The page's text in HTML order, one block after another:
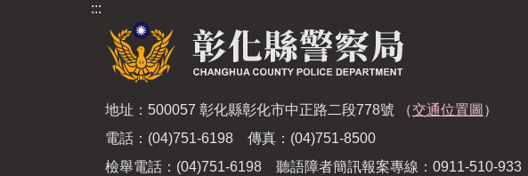
:::
地址：500057 彰化縣彰化市中正路二段778號 （交通位置圖 ）
電話：(04)751-6198 傳真：(04)751-8500
檢舉電話：(04)751-6198 聽語障者簡訊報案專線：0911-510-933